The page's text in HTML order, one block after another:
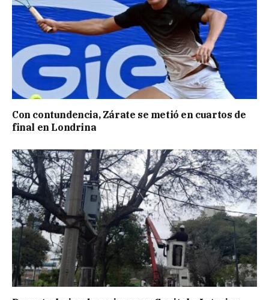
Con contundencia, Zárate se metió en cuartos de
final en Londrina